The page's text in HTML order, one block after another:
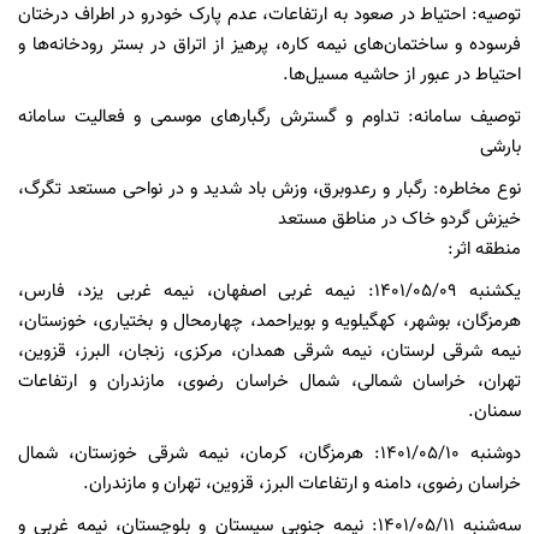
توصیه: احتیاط در صعود به ارتفاعات، عدم پارک خودرو در اطراف درختان
فرسوده و ساختمان‌های نیمه کاره، پرهیز از اتراق در بستر رودخانه‌ها و
احتیاط در عبور از حاشیه مسیل‌ها.
توصیف سامانه: تداوم و گسترش رگبارهای موسمی و فعالیت سامانه
بارشی
نوع مخاطره: رگبار و رعدوبرق، وزش باد شدید و در نواحی مستعد تگرگ،
خیزش گردو خاک در مناطق مستعد
منطقه اثر:
یکشنبه 1401/05/09: نیمه غربی اصفهان، نیمه غربی یزد، فارس،
هرمزگان، بوشهر، کهگیلویه و بویراحمد، چهارمحال و بختیاری، خوزستان،
نیمه شرقی لرستان، نیمه شرقی همدان، مرکزی، زنجان، البرز، قزوین،
تهران، خراسان شمالی، شمال خراسان رضوی، مازندران و ارتفاعات
سمنان.
دوشنبه 1401/05/10: هرمزگان، کرمان، نیمه شرقی خوزستان، شمال
خراسان رضوی، دامنه و ارتفاعات البرز، قزوین، تهران و مازندران.
سه‌شنبه 1401/05/11: نیمه جنوبی سیستان و بلوچستان، نیمه غربی و